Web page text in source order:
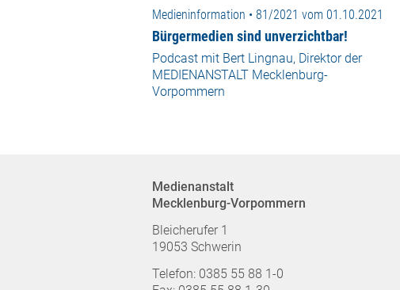
Medieninformation • 81/2021 vom 01.10.2021
Bürgermedien sind unverzichtbar!
Podcast mit Bert Lingnau, Direktor der
MEDIENANSTALT Mecklenburg-
Vorpommern
Medienanstalt
Mecklenburg-Vorpommern
Bleicherufer 1
19053 Schwerin
Telefon: 0385 55 88 1-0